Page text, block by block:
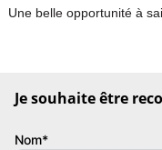
Une belle opportunité à
salon-séjour, 3
Je souhaite être
Nom*